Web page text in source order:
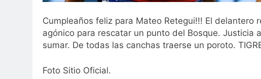
Cumpleaños feliz para Mateo Retegui!!! El delantero
agónico para rescatar un punto del Bosque. Justicia
sumar. De todas las canchas traerse un poroto.
Foto Sitio Oficial.